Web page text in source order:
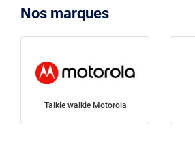
Nos marques
Talkie walkie Motorola